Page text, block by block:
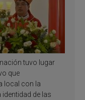
tuvo lugar
que
local con la
de las